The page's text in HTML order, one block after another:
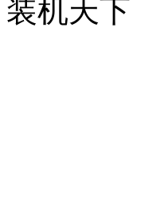
装机天下